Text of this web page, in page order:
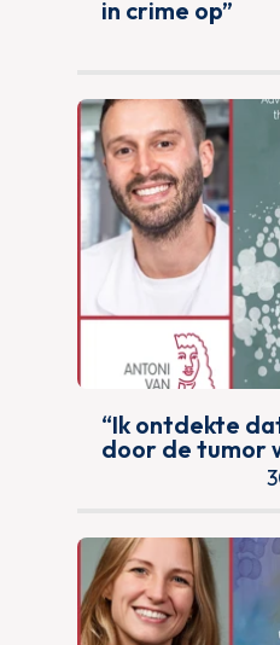
in crime op”
“Ik ontdekte
door de tumor